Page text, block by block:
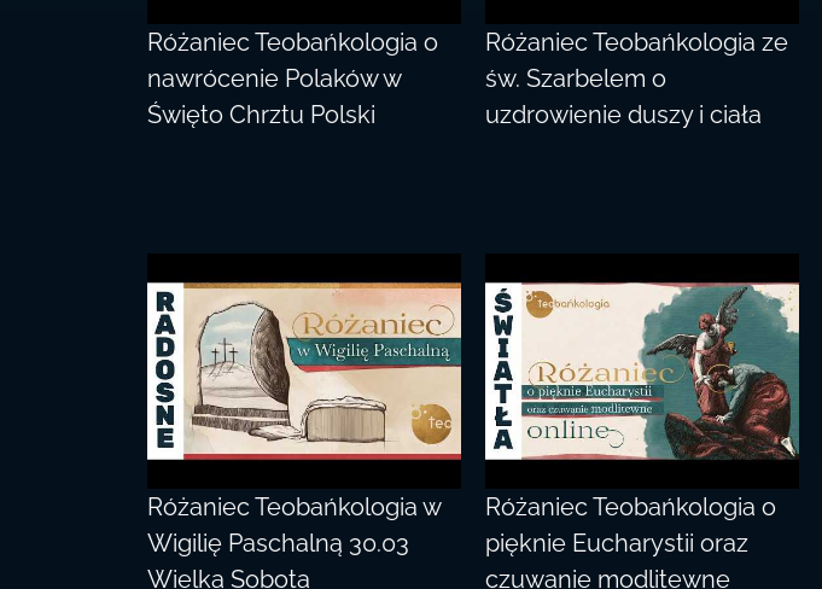
Różaniec Teobańkologia o
nawrócenie Polaków w
Święto Chrztu Polski
Różaniec Teobańkologia ze
św. Szarbelem o
uzdrowienie duszy i ciała
Różaniec Teobańkologia w
Wigilię Paschalną 30.03
Wielka Sobota
Różaniec Teobańkologia o
pięknie Eucharystii oraz
czuwanie modlitewne